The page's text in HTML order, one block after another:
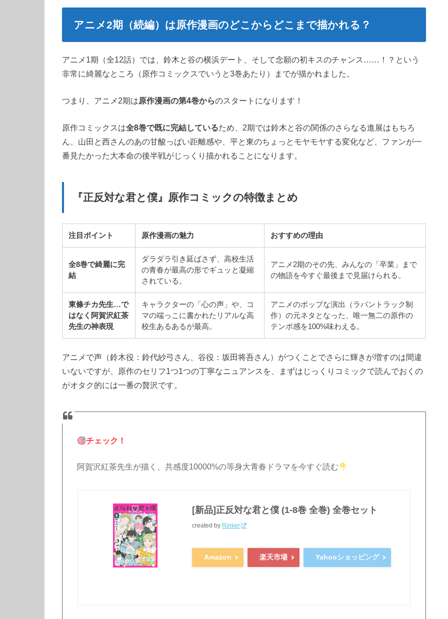
アニメ2期（続編）は原作漫画のどこからどこまで描かれる？
アニメ1期（全12話）では、鈴木と谷の横浜デート、そして念願の初キスのチャンス……！？という
非常に綺麗なところ（原作コミックスでいうと3巻あたり）までが描かれました。
つまり、アニメ2期は原作漫画の第4巻からのスタートになります！
原作コミックスは全8巻で既に完結しているため、2期では鈴木と谷の関係のさらなる進展はもちろ
ん、山田と西さんのあの甘酸っぱい距離感や、平と東のちょっとモヤモヤする変化など、ファンが一
番見たかった大本命の後半戦がじっくり描かれることになります。
『正反対な君と僕』原作コミックの特徴まとめ
注目ポイント 原作漫画の魅力 おすすめの理由
全8巻で綺麗に完
結
ダラダラ引き延ばさず、高校生活
の青春が最高の形でギュッと凝縮
されている。
アニメ2期のその先、みんなの「卒業」まで
の物語を今すぐ最後まで見届けられる。
東條チカ先生…で
はなく阿賀沢紅茶
先生の神表現
キャラクターの「心の声」や、コ
マの端っこに書かれたリアルな高
校生あるあるが最高。
アニメのポップな演出（ラパントラック制
作）の元ネタとなった、唯一無二の原作の
テンポ感を100%味わえる。
アニメで声（鈴木役：鈴代紗弓さん、谷役：坂田将吾さん）がつくことでさらに輝きが増すのは間違
いないですが、原作のセリフ1つ1つの丁寧なニュアンスを、まずはじっくりコミックで読んでおくの
がオタク的には一番の贅沢です。
チェック！
阿賀沢紅茶先生が描く、共感度10000%の等身大青春ドラマを今すぐ読む
[新品]正反対な君と僕 (1-8巻 全巻) 全巻セット
created by Rinker
Amazon 楽天市場 Yahooショッピング